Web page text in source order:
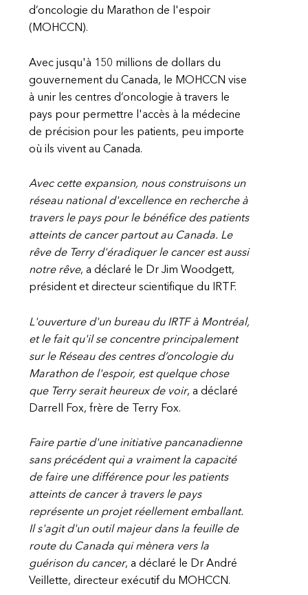
d’oncologie du Marathon de l'espoir
(MOHCCN).
Avec jusqu'à 150 millions de dollars du
gouvernement du Canada, le MOHCCN vise
à unir les centres d’oncologie à travers le
pays pour permettre l'accès à la médecine
de précision pour les patients, peu importe
où ils vivent au Canada.
Avec cette expansion, nous construisons un
réseau national d'excellence en recherche à
travers le pays pour le bénéfice des patients
atteints de cancer partout au Canada. Le
rêve de Terry d'éradiquer le cancer est aussi
notre rêve, a déclaré le Dr Jim Woodgett,
président et directeur scientifique du IRTF.
L'ouverture d'un bureau du IRTF à Montréal,
et le fait qu'il se concentre principalement
sur le Réseau des centres d’oncologie du
Marathon de l'espoir, est quelque chose
que Terry serait heureux de voir, a déclaré
Darrell Fox, frère de Terry Fox.
Faire partie d'une initiative pancanadienne
sans précédent qui a vraiment la capacité
de faire une différence pour les patients
atteints de cancer à travers le pays
représente un projet réellement emballant.
Il s'agit d'un outil majeur dans la feuille de
route du Canada qui mènera vers la
guérison du cancer, a déclaré le Dr André
Veillette, directeur exécutif du MOHCCN.